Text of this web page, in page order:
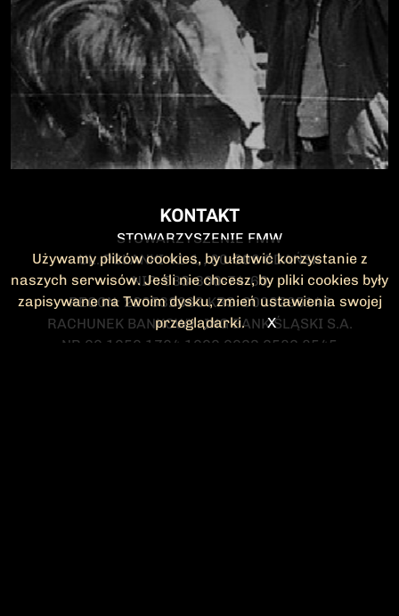
KONTAKT
STOWARZYSZENIE FMW
UL. POLANKI 41-1 , 80-308 GDAŃSK
NIP: 583-300-74-60
REGON: 220532063 KRS: 0000295148
RACHUNEK BANKOWY: ING BANK ŚLĄSKI S.A.
NR 90 1050 1764 1000 0023 2582 8545
Używamy plików cookies, by ułatwić korzystanie z
naszych serwisów. Jeśli nie chcesz, by pliki cookies były
zapisywane na Twoim dysku, zmień ustawienia swojej
przeglądarki.
X